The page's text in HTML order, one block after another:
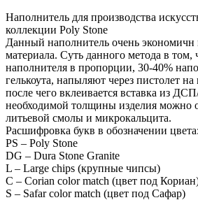
Наполнитель для производства
коллекции Poly Stone
Данный наполнитель очень экономичн
материала. Суть данного метода в том,
наполнителя в пропорции, 30-40%
гелькоута, напыляют через пистолет
после чего вклеивается вставка из
необходимой толщины изделия можно
литьевой смолы и микрокальцита.
Расшифровка букв в обозначении цвета:
PS – Poly Stone
DG – Dura Stone Granite
L – Large chips (крупные чипсы)
C – Corian color match (цвет под
S – Safar color match (цвет под Сафар)